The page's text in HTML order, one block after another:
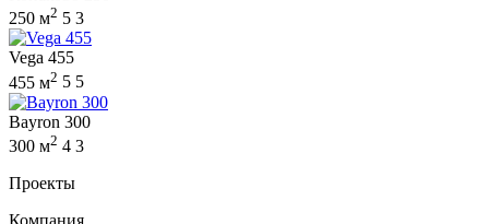
250 м2 5 3
Vega 455
455 м2 5 5
Bayron 300
300 м2 4 3
Проекты